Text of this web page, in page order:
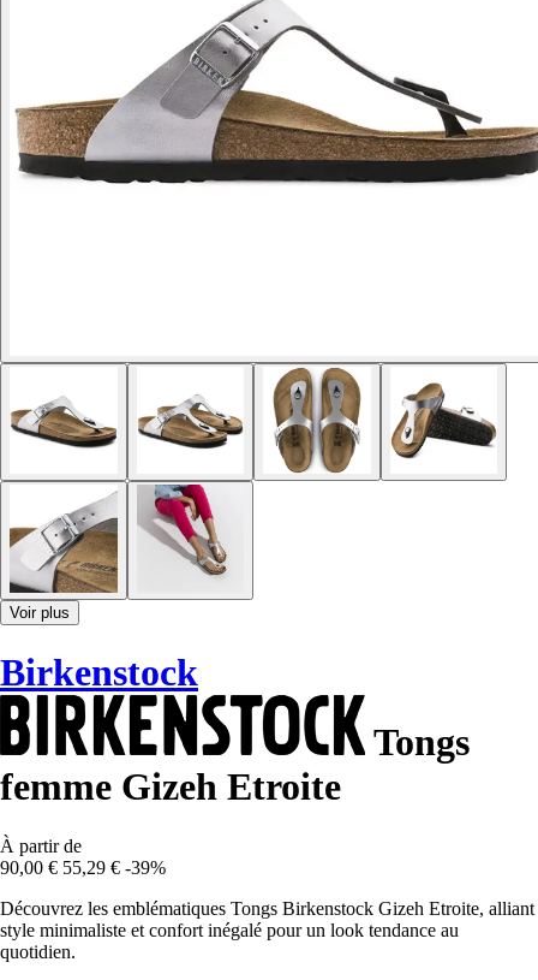
Voir plus
Birkenstock
Tongs
femme Gizeh Etroite
À partir de
90,00 € 55,29 € -39%
Découvrez les emblématiques Tongs Birkenstock Gizeh Etroite, alliant
style minimaliste et confort inégalé pour un look tendance au
quotidien.